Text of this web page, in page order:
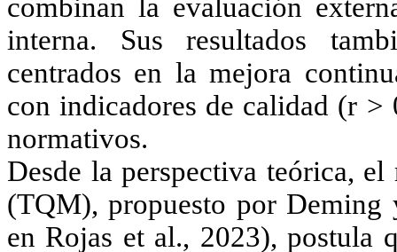
combinan la evaluación
interna. Sus resultados
centrados en la mejora
con indicadores de calidad (r >
normativos.
Desde la perspectiva teórica,
(TQM), propuesto por
en Rojas et al., 2023), postula